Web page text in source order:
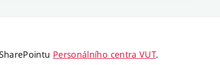
Personálního centra VUT.